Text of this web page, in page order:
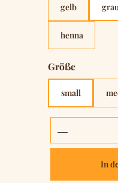
gelb grau
henna
Größeauswählen
small
Produkt
In